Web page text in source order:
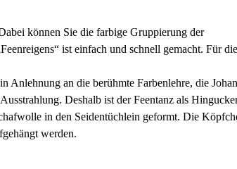
können Sie die farbige Gruppierung der
ist einfach und schnell gemacht. Für die
Anlehnung an die berühmte Farbenlehre, die
Deshalb ist der Feentanz als
in den Seidentüchlein geformt. Die
werden.